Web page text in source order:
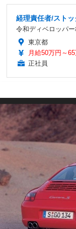
経理責任者/スト
令和ディベロッパ
東京都
月給50万円～
正社員